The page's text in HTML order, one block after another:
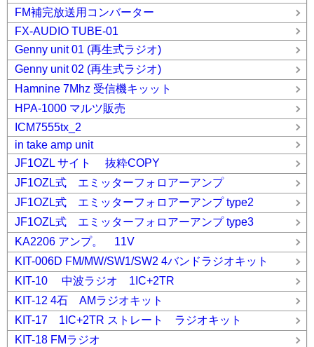
FM補完放送用コンバーター
FX-AUDIO TUBE-01
Genny unit 01 (再生式ラジオ)
Genny unit 02 (再生式ラジオ)
Hamnine 7Mhz 受信機キッット
HPA-1000 マルツ販売
ICM7555tx_2
in take amp unit
JF1OZL サイト 抜粋COPY
JF1OZL式 エミッターフォロアーアンプ
JF1OZL式 エミッターフォロアーアンプ type2
JF1OZL式 エミッターフォロアーアンプ type3
KA2206 アンプ。 11V
KIT-006D FM/MW/SW1/SW2 4バンドラジオキット
KIT-10 中波ラジオ 1IC+2TR
KIT-12 4石 AMラジオキット
KIT-17 1IC+2TR ストレート ラジオキット
KIT-18 FMラジオ